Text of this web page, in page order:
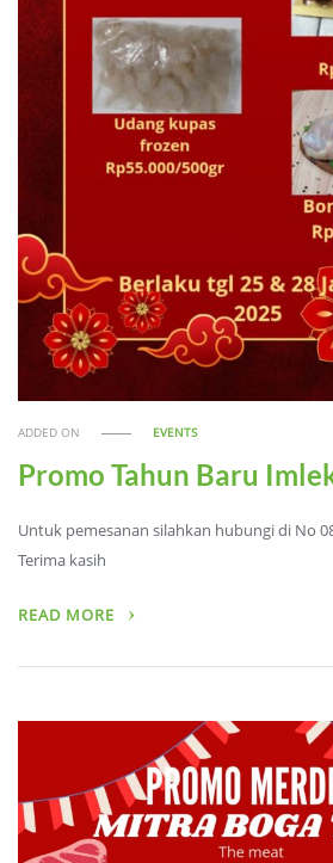
ADDED ON EVENTS
Promo Tahun Baru
Untuk pemesanan silahkan hubungi di No
Terima kasih
READ MORE